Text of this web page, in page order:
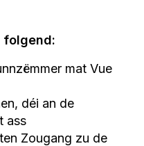
folgend:
mat Vue
déi an de
ass
Zougang zu de